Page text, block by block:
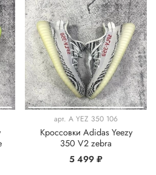
арт. A YEZ 350 106
Кроссовки Adidas Yeezy
350 V2 zebra
5 499 ₽